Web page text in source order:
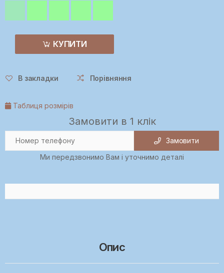
КУПИТИ
В закладки Порівняння
Таблиця розмірів
Замовити в 1 клік
Замовити
Ми передзвонимо Вам і уточнимо деталі
Опис